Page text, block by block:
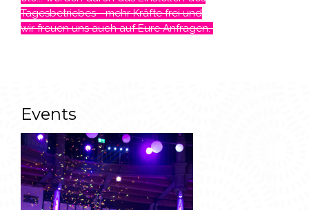
Tagesbetriebes - mehr Kräfte frei und
wir freuen uns auch auf Eure Anfragen.
Events